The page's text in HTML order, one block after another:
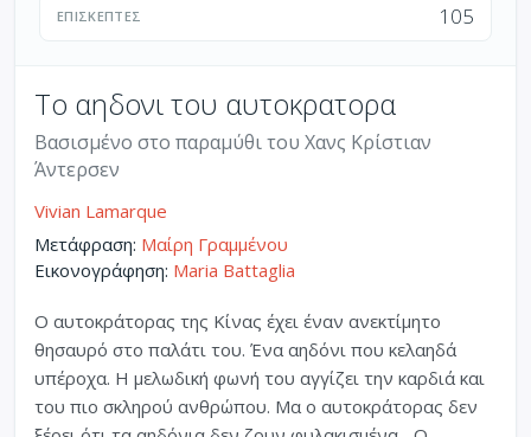
ΕΠΙΣΚΈΠΤΕΣ 105
Το αηδονι του αυτοκρατορα
Βασισμένο στο παραμύθι του Χανς Κρίστιαν
Άντερσεν
Vivian Lamarque
Μετάφραση: Μαίρη Γραμμένου
Εικονογράφηση: Maria Battaglia
Ο αυτοκράτορας της Κίνας έχει έναν ανεκτίμητο
θησαυρό στο παλάτι του. Ένα αηδόνι που κελαηδά
υπέροχα. Η μελωδική φωνή του αγγίζει την καρδιά και
του πιο σκληρού ανθρώπου. Μα ο αυτοκράτορας δεν